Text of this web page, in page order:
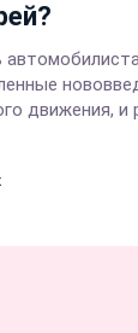
движения,